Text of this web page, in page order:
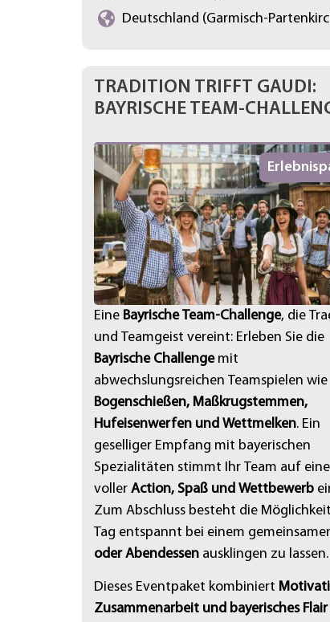
Deutschland (Garmisch-
TRADITION TRIFFT GAUDI:
BAYRISCHE TEAM-
Eine Bayrische Team-Challenge, die
und Teamgeist vereint: Erleben Sie die
Bayrische Challengemit
abwechslungsreichen Teamspielen wie
Bogenschießen, Maßkrugstemmen,
Hufeisenwerfen und Wettmelken. Ein
geselliger Empfang mit bayerischen
Spezialitäten stimmt Ihr Team auf
voller Action, Spaß und Wettbewerb
Zum Abschluss besteht die
Tag entspannt bei einem
oder Abendessen ausklingen zu lassen.
Dieses Eventpaket kombiniert
Zusammenarbeit und bayerisches Flair